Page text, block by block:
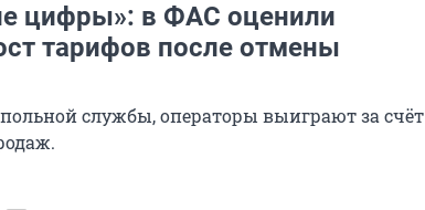
цифры»: в ФАС оценили
тарифов после отмены
службы, операторы выиграют за счёт